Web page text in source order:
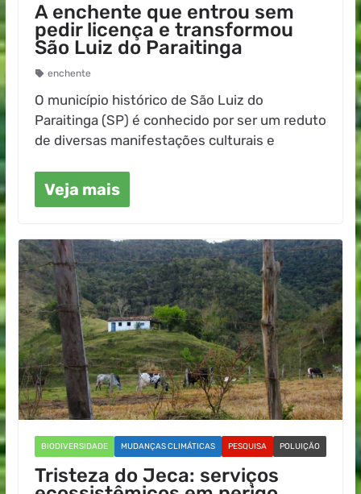
A enchente que entrou sem
pedir licença e transformou
São Luiz do Paraitinga
enchente
O município histórico de São Luiz do
Paraitinga (SP) é conhecido por ser um reduto
de diversas manifestações culturais e
Veja mais
BIODIVERSIDADE MUDANÇAS CLIMÁTICAS PESQUISA POLUIÇÃO
Tristeza do Jeca: serviços